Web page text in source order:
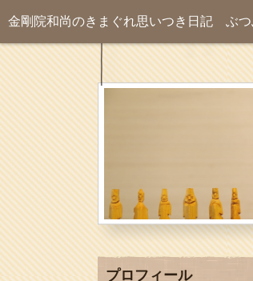
金剛院和尚のきまぐれ思いつき日記 ぶ
プロフィール